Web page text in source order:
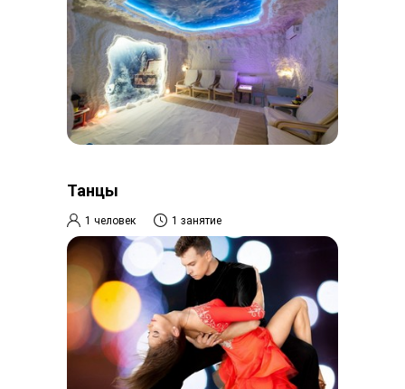
Танцы
1 человек 1 занятие